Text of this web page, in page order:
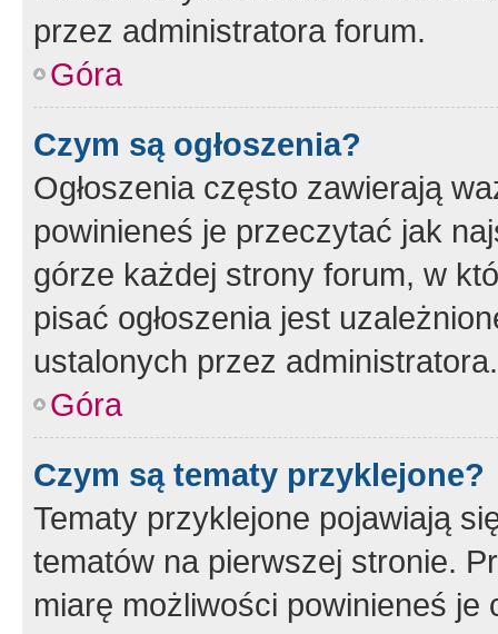
przez administratora forum.
Góra
Czym są ogłoszenia?
Ogłoszenia często zawierają
powinieneś je przeczytać jak
górze każdej strony forum, w
pisać ogłoszenia jest
ustalonych przez administratora.
Góra
Czym są tematy przyklejone?
Tematy przyklejone pojawiają
tematów na pierwszej stronie.
miarę możliwości powinieneś je